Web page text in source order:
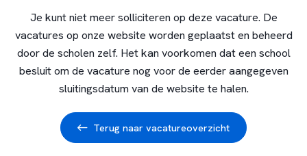
Je kunt niet meer solliciteren op deze vacature. De
vacatures op onze website worden geplaatst en beheerd
door de scholen zelf. Het kan voorkomen dat een school
besluit om de vacature nog voor de eerder aangegeven
sluitingsdatum van de website te halen.
Terug naar vacatureoverzicht